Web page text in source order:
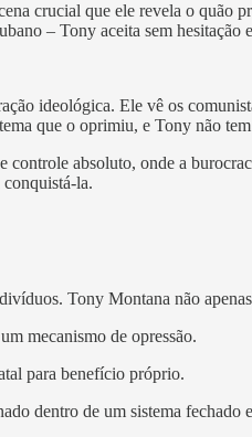
crucial que ele revela o quão
– Tony aceita sem hesitação
ideológica. Ele vê os
que o oprimiu, e Tony não
absoluto, onde a
la.
Tony Montana não
mecanismo de opressão.
para benefício próprio.
dentro de um sistema fechado